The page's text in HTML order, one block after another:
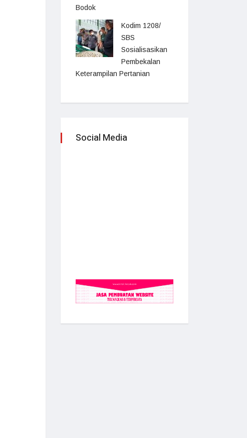
Bodok
Kodim 1208/
SBS
Sosialisasikan
Pembekalan
Keterampilan Pertanian
Social Media